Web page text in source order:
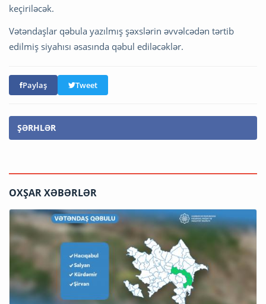
keçiriləcək.
Vətəndaşlar qəbula yazılmış şəxslərin əvvəlcədən tərtib
edilmiş siyahısı əsasında qəbul ediləcəklər.
Paylaş Tweet
ŞƏRHLƏR
OXŞAR XƏBƏRLƏR